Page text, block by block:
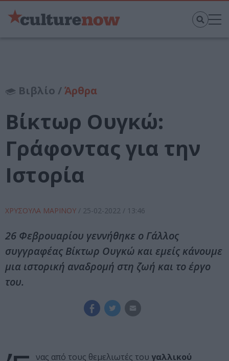
Βιβλίο /Άρθρα
Βίκτωρ Ουγκώ:
Γράφοντας για την
Ιστορία
ΧΡΥΣΟΥΛΑ ΜΑΡΙΝΟΥ / 25-02-2022 / 13:46
26 Φεβρουαρίου γεννήθηκε ο Γάλλος
συγγραφέας Βίκτωρ Ουγκώ και εμείς κάνουμε
μια ιστορική αναδρομή στη ζωή και το έργο
του.
νας από τους θεμελιωτές του γαλλικού